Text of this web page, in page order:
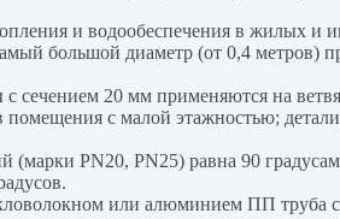
и водообеспечения в жилых
большой диаметр (от 0,4 метров)
сечением 20 мм применяются на
с малой этажностью;
(марки PN20, PN25) равна 90
или алюминием ПП труба